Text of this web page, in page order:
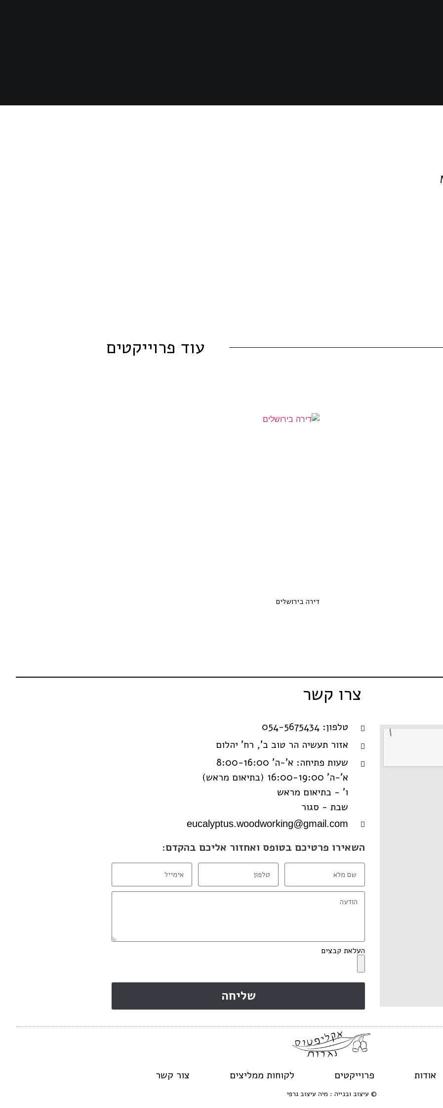
עוד פרוייקטים
דירה בירושלים
צרו קשר
טלפון: 054-5675434
אזור תעשיה הר טוב ב', רח' יהלום
שעות פתיחה: א'-ה' 8:00-16:00
א'-ה' 16:00-19:00 (בתיאום מראש)
ו' - בתיאום מראש
שבת - סגור
eucalyptus.woodworking@gmail.com
השאירו פרטיכם בטופס ואחזור אליכם בהקדם:
העלאת קבצים
שליחה
אודות פרוייקטים לקוחות ממליצים צור קשר
© עיצוב ובנייה : מיה עיצוב גרפי